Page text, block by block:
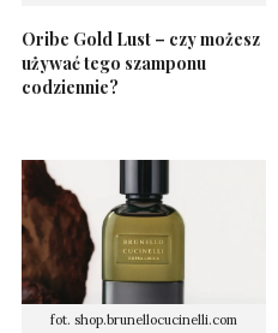
Oribe Gold Lust – czy możesz
używać tego szamponu
codziennie?
fot. shop.brunellocucinelli.com